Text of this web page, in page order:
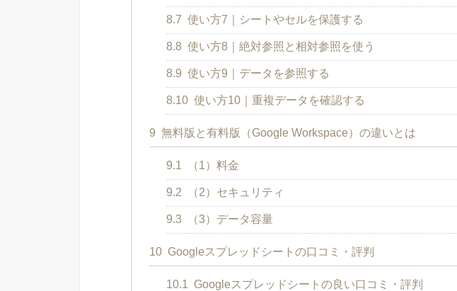
8.7 使い方7｜シートやセルを保護する
8.8 使い方8｜絶対参照と相対参照を使う
8.9 使い方9｜データを参照する
8.10 使い方10｜重複データを確認する
9 無料版と有料版（Google Workspace）の違いとは
9.1 （1）料金
9.2 （2）セキュリティ
9.3 （3）データ容量
10 Googleスプレッドシートの口コミ・評判
10.1 Googleスプレッドシートの良い口コミ・評判